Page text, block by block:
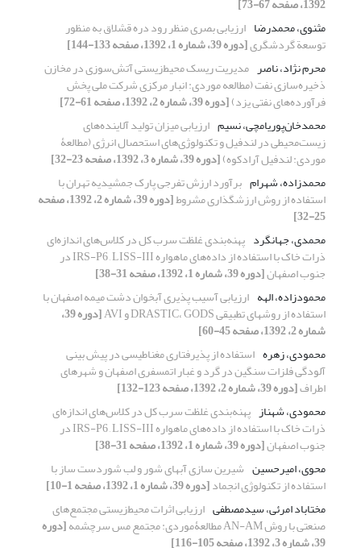
مثنوی، محمدرضا ارزیابی بصری منظر رود دره قشلاق به منظور
توسعة گردشگری[دوره 39، شماره 1، 1392، صفحه 133-144]
محرم نژاد، ناصر مدیریت ریسک محیط‌زیستی آتش‌سوزی در مخازن
ذخیره‌سازی نفت (مطالعه موردی: انبار مرکزی شرکت ملی پخش
فرآورده‌های نفتی یزد)[دوره 39، شماره 2، 1392، صفحه 61-72]
محمدخان‌پوریامچی، نسیم ارزیابی میزان تولید آلاینده‌های
زیست‌محیطی در لند‌فیل و تکنولوژی‌های استحصال انرژی (مطالعۀ
موردی: لند‌فیل آرادکوه)[دوره 39، شماره 3، 1392، صفحه 23-32]
محمدزاده، شهرام برآورد ارزش تفرجی پارک جمشیدیه تهران با
استفاده از روش ارزشگذاری مشروط [دوره 39، شماره 2، 1392، صفحه
25-32]
محمدی، جهانگرد پهنه‌بندی غلظت سرب کل در کلاس‌های اندازه‌ای
ذرات خاک با استفاده از داده‌های ماهواره ‌IRS-P6 , LISS-III در
جنوب اصفهان[دوره 39، شماره 1، 1392، صفحه 31-38]
محمودزاده، الهه ارزیابی آسیب پذیری آبخوان دشت میمه اصفهان با
استفاده از روشهای تطبیقی DRASTIC، GODS و AVI [دوره 39،
شماره 2، 1392، صفحه 45-60]
محمودی، زهره استفاده از پذیرفتاری مغناطیسی در پیش بینی
آلودگی فلزات سنگین در گرد و غبار اتمسفری اصفهان و شهرهای
اطراف[دوره 39، شماره 2، 1392، صفحه 123-132]
محمودی، شهناز پهنه‌بندی غلظت سرب کل در کلاس‌های اندازه‌ای
ذرات خاک با استفاده از داده‌های ماهواره ‌IRS-P6 , LISS-III در
جنوب اصفهان[دوره 39، شماره 1، 1392، صفحه 31-38]
محوی، امیرحسین شیرین سازی آبهای شور و لب شوردست ساز با
استفاده از تکنولوژی انجماد[دوره 39، شماره 1، 1392، صفحه 1-10]
مختاباد امرئی، سیدمصطفی ارزیابی اثرات محیط‌زیستی مجتمع‌های
صنعتی با روش AN-AM مطالعۀموردی: مجتمع مس سرچشمه [دوره
39، شماره 3، 1392، صفحه 105-116]